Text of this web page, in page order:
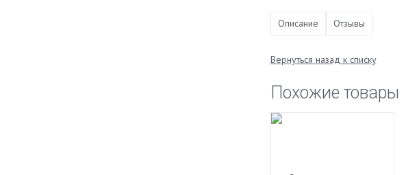
Описание Отзывы
Вернуться назад к списку
Похожие товары